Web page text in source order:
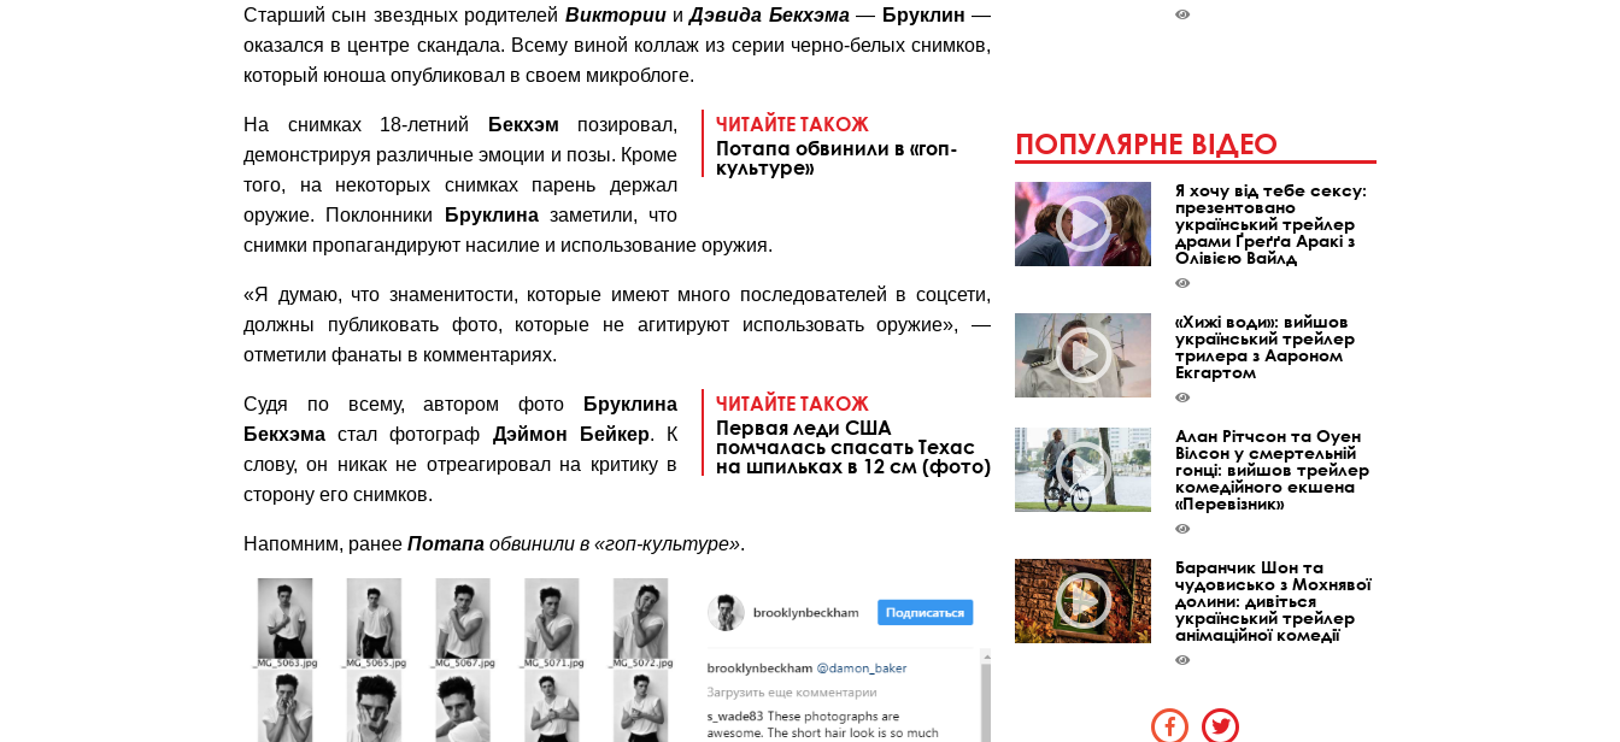
Старший сын звездных родителей ВикториииДэвида Бекхэма — Бруклин —
оказался в центре скандала. Всему виной коллаж из серии черно-белых снимков,
который юноша опубликовал в своем микроблоге.
ЧИТАЙТЕ ТАКОЖ
Потапа обвинили в «гоп-
культуре»
На снимках 18-летний Бекхэм позировал,
демонстрируя различные эмоции и позы. Кроме
того, на некоторых снимках парень держал
оружие. Поклонники
Бруклиназаметили, что
снимки пропагандируют насилие и использование оружия.
«Я думаю, что знаменитости, которые имеют много последователей в соцсети,
должны публиковать фото, которые не агитируют использовать оружие», —
отметили фанаты в комментариях.
ЧИТАЙТЕ ТАКОЖ
Первая леди США
помчалась спасать Техас
на шпильках в 12 см (фото)
Судя по всему, автором фото
Бруклина
Бекхэма стал фотограф Дэймон Бейкер. К
слову, он никак не отреагировал на критику в
сторону его снимков.
Напомним, ранее Потапа обвинили в «гоп-культуре».
ПОПУЛЯРНЕ ВІДЕО
Я хочу від тебе сексу:
презентовано
український трейлер
драми Ґреґґа Аракі з
Олівією Вайлд
«Хижі води»: вийшов
український трейлер
трилера з Аароном
Екгартом
Алан Рітчсон та Оуен
Вілсон у смертельній
гонці: вийшов трейлер
комедійного екшена
«Перевізник»
Баранчик Шон та
чудовисько з Мохнявої
долини: дивіться
український трейлер
анімаційної комедії